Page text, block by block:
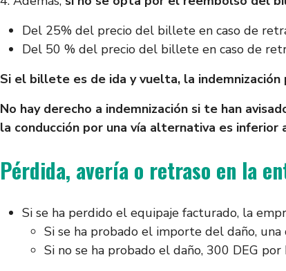
Del 25% del precio del billete en caso de
Del 50 % del precio del billete en caso de
Si el billete es de ida y vuelta, la
No hay derecho a indemnización si te han
la conducción por una vía alternativa es inferior
Pérdida, avería o retraso en la
Si se ha perdido el equipaje facturado, la
Si se ha probado el importe del daño,
Si no se ha probado el daño, 300 DEG